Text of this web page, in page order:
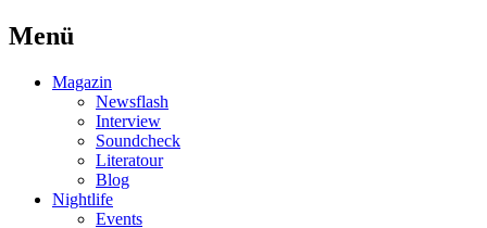
Menü
Magazin
Newsflash
Interview
Soundcheck
Literatour
Blog
Nightlife
Events